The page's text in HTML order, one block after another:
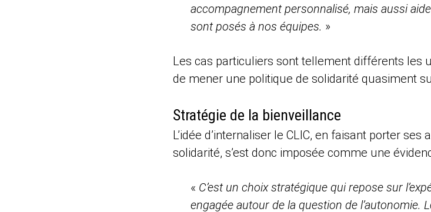
accompagnement personnalisé, mais aussi
sont posés à nos équipes. »
Les cas particuliers sont tellement différents les
de mener une politique de solidarité quasiment
Stratégie de la bienveillance
L’idée d’internaliser le CLIC, en faisant porter
solidarité, s’est donc imposée comme une
« C’est un choix stratégique qui repose sur
engagée autour de la question de l’autonomie.